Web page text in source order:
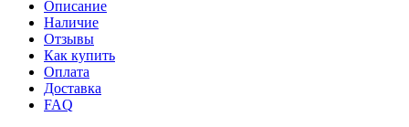
Описание
Наличие
Отзывы
Как купить
Оплата
Доставка
FAQ